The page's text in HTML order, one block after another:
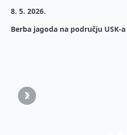
8. 5. 2026.
Berba jagoda na području USK-a
Prethodni
Sljedeći